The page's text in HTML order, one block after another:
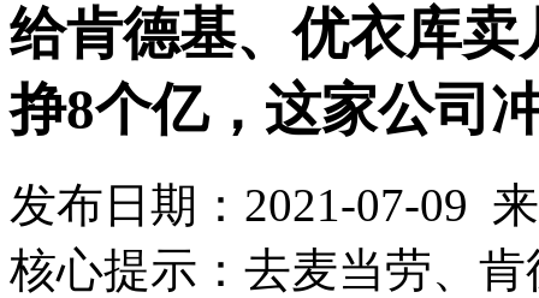
给肯德基、优衣库
挣8个亿，这家公司
发布日期：2021-07-09
核心提示：去麦当劳、